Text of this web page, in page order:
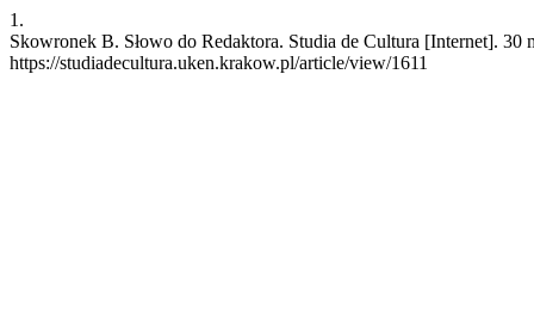
1.
Skowronek B. Słowo do Redaktora. Studia de Cultura [Internet].
https://studiadecultura.uken.krakow.pl/article/view/1611